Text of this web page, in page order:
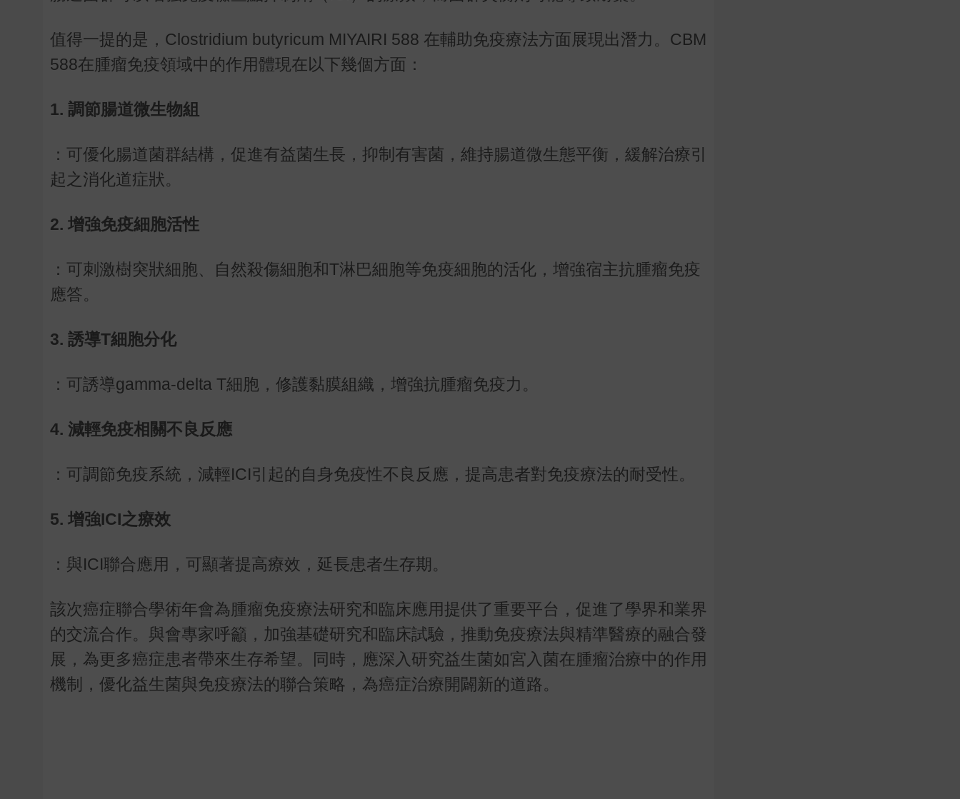
值得一提的是，Clostridium butyricum MIYAIRI 588 在輔助免疫療法方面展現出潛力。CBM
588在腫瘤免疫領域中的作用體現在以下幾個方面：
1. 調節腸道微生物組
：可優化腸道菌群結構，促進有益菌生長，抑制有害菌，維持腸道微生態平衡，緩解治療引
起之消化道症狀。
2. 增強免疫細胞活性
：可刺激樹突狀細胞、自然殺傷細胞和T淋巴細胞等免疫細胞的活化，增強宿主抗腫瘤免疫
應答。
3. 誘導T細胞分化
：可誘導gamma-delta T細胞，修護黏膜組織，增強抗腫瘤免疫力。
4. 減輕免疫相關不良反應
：可調節免疫系統，減輕ICI引起的自身免疫性不良反應，提高患者對免疫療法的耐受性。
5. 增強ICI之療效
：與ICI聯合應用，可顯著提高療效，延長患者生存期。
該次癌症聯合學術年會為腫瘤免疫療法研究和臨床應用提供了重要平台，促進了學界和業界
的交流合作。與會專家呼籲，加強基礎研究和臨床試驗，推動免疫療法與精準醫療的融合發
展，為更多癌症患者帶來生存希望。同時，應深入研究益生菌如宮入菌在腫瘤治療中的作用
機制，優化益生菌與免疫療法的聯合策略，為癌症治療開闢新的道路。